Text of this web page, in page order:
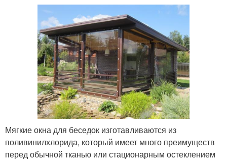
Мягкие окна для беседок изготавливаются из
поливинилхлорида, который имеет много преимуществ
перед обычной тканью или стационарным остеклением